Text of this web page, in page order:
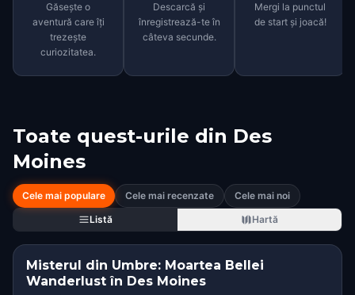
Găsește o
aventură care îți
trezește
curiozitatea.
Descarcă și
înregistrează-te în
câteva secunde.
Mergi la punctul
de start și joacă!
Toate quest-urile din Des
Moines
Cele mai populare Cele mai recenzate
Cele mai noi
Listă
Hartă
Misterul din Umbre: Moartea Bellei
Wanderlust în Des Moines